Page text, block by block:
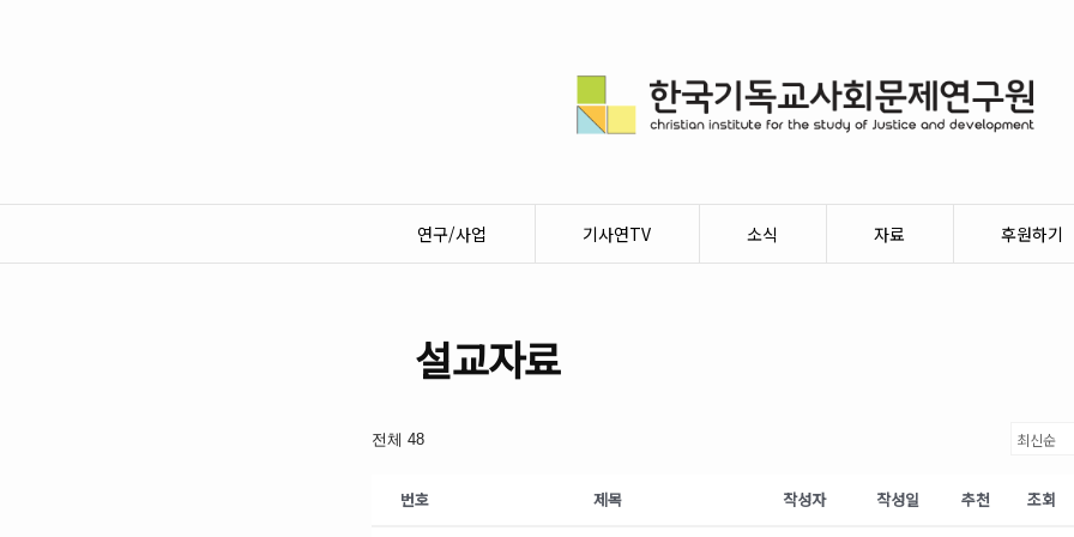
연구/사업 기사연TV 소식 자료 후원하기
설교자료
전체 48
번호 제목 작성자 작성일 추천 조회